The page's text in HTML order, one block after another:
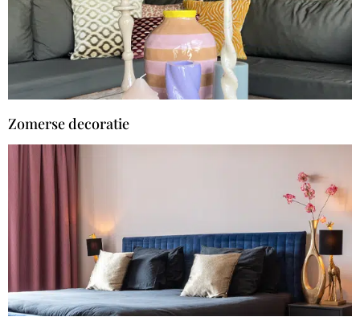
Zomerse decoratie